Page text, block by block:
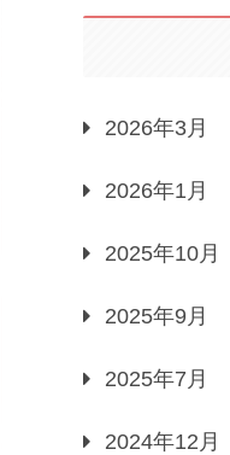
2026年3月
2026年1月
2025年10月
2025年9月
2025年7月
2024年12月